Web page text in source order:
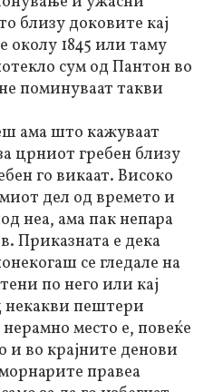
близу доковите кај
околу 1845 или таму
сум од Пантон во
поминуваат такви
ама што кажуваат
црниот гребен близу
го викаат. Високо
дел од времето и
неа, ама пак непара
Приказната е дека
се гледале на
по него или кај
некакви пештери
место е, повеќе
и во крајните денови
правеа